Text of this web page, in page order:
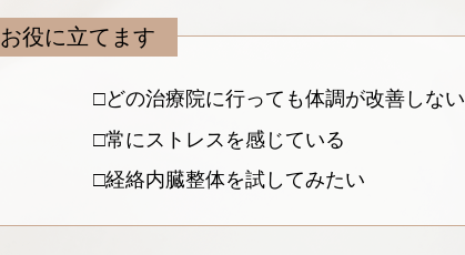
役に立てます
どの治療院に行っても体調が改善しない
常にストレスを感じている
経絡内臓整体を試してみたい